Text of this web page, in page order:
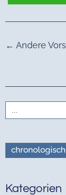
←Andere
Search
for:
Kategorien